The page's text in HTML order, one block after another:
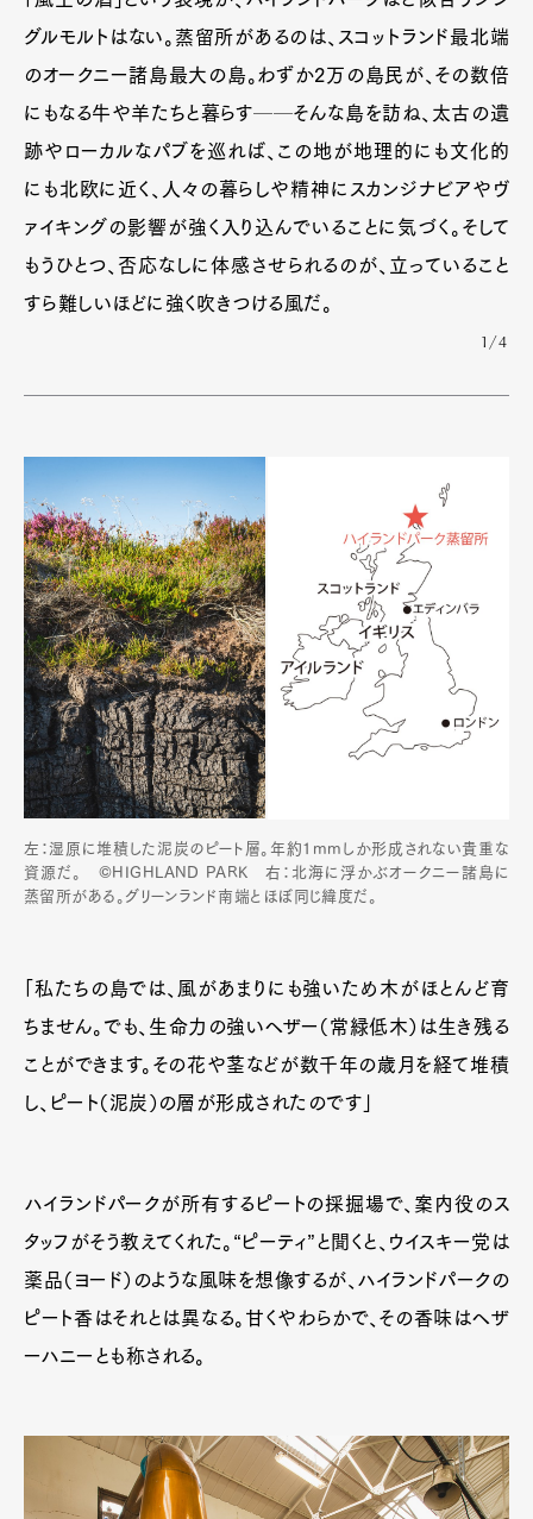
グルモルトはない。蒸留所があるのは、スコットランド最北端
のオークニー諸島最大の島。わずか2万の島民が、その数倍
にもなる牛や羊たちと暮らす──そんな島を訪ね、太古の遺
跡やローカルなパブを巡れば、この地が地理的にも文化的
にも北欧に近く、人々の暮らしや精神にスカンジナビアやヴ
ァイキングの影響が強く入り込んでいることに気づく。そして
もうひとつ、否応なしに体感させられるのが、立っていること
すら難しいほどに強く吹きつける風だ。
1/4
左：湿原に堆積した泥炭のピート層。年約1mmしか形成されない貴重な
資源だ。 ©HIGHLAND PARK 右：北海に浮かぶオークニー諸島に
蒸留所がある。グリーンランド南端とほぼ同じ緯度だ。
「私たちの島では、風があまりにも強いため木がほとんど育
ちません。でも、生命力の強いヘザー（常緑低木）は生き残る
ことができます。その花や茎などが数千年の歳月を経て堆積
し、ピート（泥炭）の層が形成されたのです」
ハイランドパークが所有するピートの採掘場で、案内役のス
タッフがそう教えてくれた。“ピーティ”と聞くと、ウイスキー党は
薬品（ヨード）のような風味を想像するが、ハイランドパークの
ピート香はそれとは異なる。甘くやわらかで、その香味はヘザ
ーハニーとも称される。